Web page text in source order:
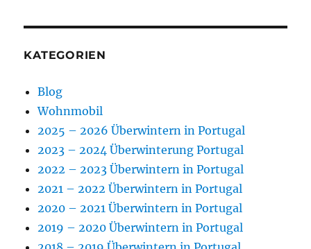
KATEGORIEN
Blog
Wohnmobil
2025 – 2026 Überwintern in Portugal
2023 – 2024 Überwinterung Portugal
2022 – 2023 Überwintern in Portugal
2021 – 2022 Überwintern in Portugal
2020 – 2021 Überwintern in Portugal
2019 – 2020 Überwintern in Portugal